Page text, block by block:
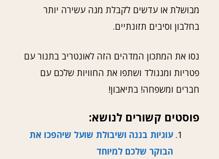
מבושלת או עדשים לקבלת מנה עשירה יותר
בחלבון וסיבים תזונתיים.
נסו את המתכון המדהים הזה לאונטריב בתנור עם
פטריות ומנגולד ושתפו את החוויות שלכם עם
חברים ומשפחה! בתיאבון!
פוסטים קשורים לנושא:
עוגיות בננה ושיבולת שועל שיהפכו את
הבוקר שלכם למיוחד